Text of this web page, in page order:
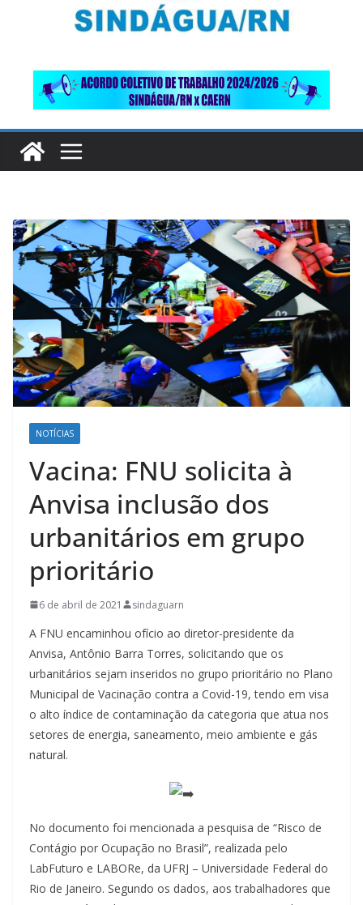
NOTÍCIAS
Vacina: FNU solicita à
Anvisa inclusão dos
urbanitários em grupo
prioritário
6 de abril de 2021 sindaguarn
A FNU encaminhou ofício ao diretor-presidente da
Anvisa, Antônio Barra Torres, solicitando que os
urbanitários sejam inseridos no grupo prioritário no Plano
Municipal de Vacinação contra a Covid-19, tendo em visa
o alto índice de contaminação da categoria que atua nos
setores de energia, saneamento, meio ambiente e gás
natural.
No documento foi mencionada a pesquisa de “Risco de
Contágio por Ocupação no Brasil”, realizada pelo
LabFuturo e LABORe, da UFRJ – Universidade Federal do
Rio de Janeiro. Segundo os dados, aos trabalhadores que